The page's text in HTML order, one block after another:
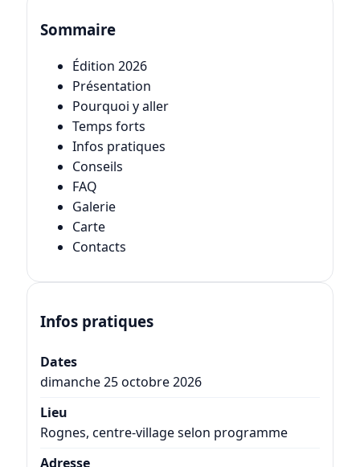
Sommaire
Édition 2026
Présentation
Pourquoi y aller
Temps forts
Infos pratiques
Conseils
FAQ
Galerie
Carte
Contacts
Infos pratiques
Dates
dimanche 25 octobre 2026
Lieu
Rognes, centre-village selon programme
Adresse